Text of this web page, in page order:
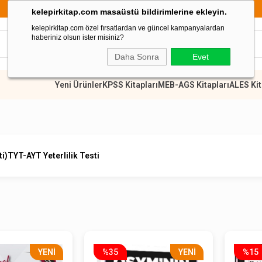
kelepirkitap.com masaüstü bildirimlerine ekleyin.
kelepirkitap.com özel fırsatlardan ve güncel kampanyalardan
haberiniz olsun ister misiniz?
Daha Sonra Evet
899 TL Üzeri Alışverişlerde Kargo Ücretsiz
Yeni ÜrünlerKPSS KitaplarıMEB-AGS KitaplarıALES
TYT-AYT Yeterlilik Testi
YENI
%35
YENI
%15